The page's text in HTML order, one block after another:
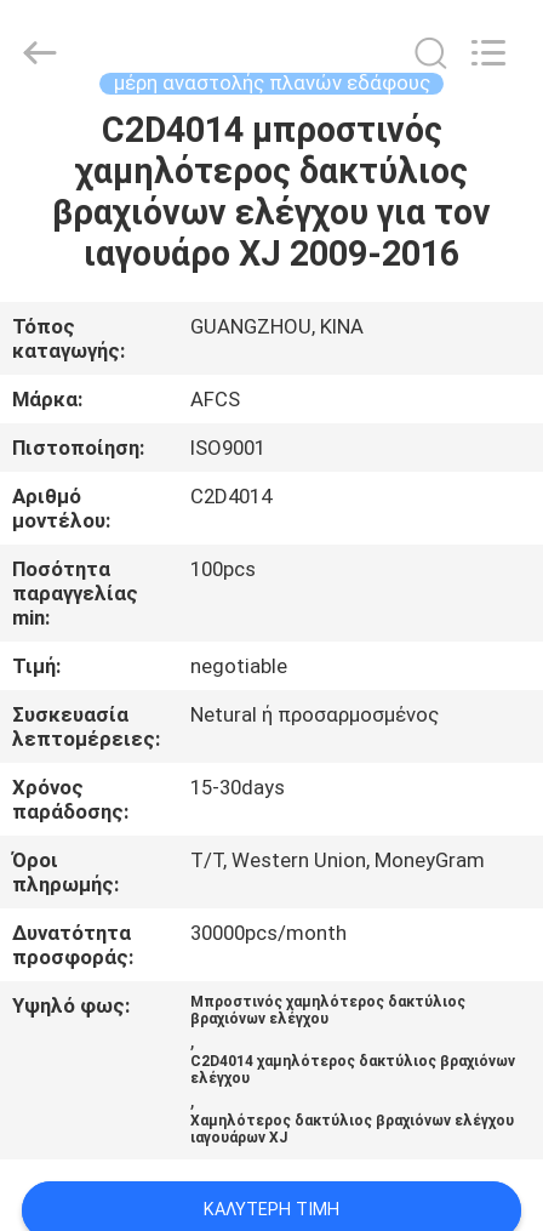
ΑΡΧΙΚΉ
ΠΡΟΪΌΝΤΑ
ΣΧΕΤΙΚΆ
ΜΕ
ΕΜΆΣ
ΞΕΝΆΓΗΣΗ
ΣΤΟ
ΕΡΓΟΣΤΆΣΙΟ
ΠΟΙΟΤΙΚΌΣ
ΈΛΕΓΧΟΣ
ΕΠΙΚΟΙΝΩΝΉΣΤΕ
ΜΑΖΊ
ΜΑΣ
ΕΙΔΉΣΕΙΣ
SITEMAP
PARTS
μέρη αναστολής πλανών εδάφους
C2D4014 μπροστινός
χαμηλότερος δακτύλιος
βραχιόνων ελέγχου για τον
ιαγουάρο XJ 2009-2016
Τόπος
καταγωγής:
GUANGZHOU, ΚΙΝΑ
Μάρκα:
AFCS
Πιστοποίηση:
ISO9001
Αριθμό
μοντέλου:
C2D4014
Ποσότητα
παραγγελίας
min:
100pcs
Τιμή:
negotiable
Συσκευασία
λεπτομέρειες:
Netural ή προσαρμοσμένος
Χρόνος
παράδοσης:
15-30days
Όροι
πληρωμής:
T/T, Western Union, MoneyGram
Δυνατότητα
προσφοράς:
30000pcs/month
Υψηλό φως:
Μπροστινός χαμηλότερος δακτύλιος
βραχιόνων ελέγχου
,
C2D4014 χαμηλότερος δακτύλιος βραχιόνων
ελέγχου
,
Χαμηλότερος δακτύλιος βραχιόνων ελέγχου
ιαγουάρων XJ
ΚΑΛΎΤΕΡΗ ΤΙΜΉ